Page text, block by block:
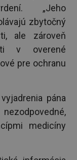
„Jeho
zbytočný
ale zároveň
v overené
pre ochranu
pána
medicíny